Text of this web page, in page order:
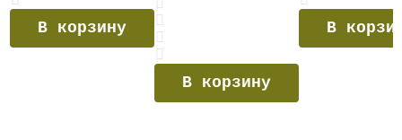
В корзину
В корзину
В